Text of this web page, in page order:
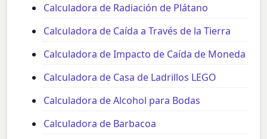
Calculadora de Radiación de Plátano
Calculadora de Caída a Través de la Tierra
Calculadora de Impacto de Caída de Moneda
Calculadora de Casa de Ladrillos LEGO
Calculadora de Alcohol para Bodas
Calculadora de Barbacoa